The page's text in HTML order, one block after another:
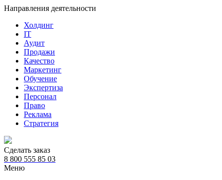
Направления деятельности
Холдинг
IT
Аудит
Продажи
Качество
Маркетинг
Обучение
Экспертиза
Персонал
Право
Реклама
Стратегия
Сделать заказ
8 800 555 85 03
Меню